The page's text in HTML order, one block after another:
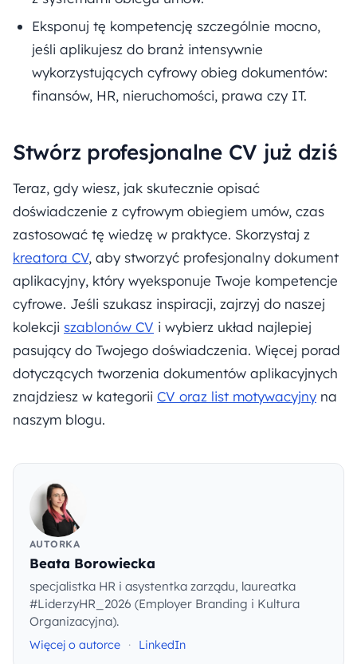
Eksponuj tę kompetencję szczególnie mocno,
jeśli aplikujesz do branż intensywnie
wykorzystujących cyfrowy obieg dokumentów:
finansów, HR, nieruchomości, prawa czy IT.
Stwórz profesjonalne CV już dziś
Teraz, gdy wiesz, jak skutecznie opisać
doświadczenie z cyfrowym obiegiem umów, czas
zastosować tę wiedzę w praktyce. Skorzystaj z
kreatora CV, aby stworzyć profesjonalny dokument
aplikacyjny, który wyeksponuje Twoje kompetencje
cyfrowe. Jeśli szukasz inspiracji, zajrzyj do naszej
kolekcji szablonów CV i wybierz układ najlepiej
pasujący do Twojego doświadczenia. Więcej porad
dotyczących tworzenia dokumentów aplikacyjnych
znajdziesz w kategorii CV oraz list motywacyjny na
naszym blogu.
AUTORKA
Beata Borowiecka
specjalistka HR i asystentka zarządu, laureatka
#LiderzyHR_2026 (Employer Branding i Kultura
Organizacyjna).
Więcej o autorce · LinkedIn